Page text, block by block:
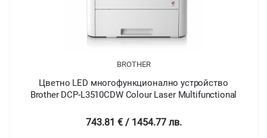
BROTHER
Цветно LED многофункционално устройство
Brother DCP-L3510CDW Colour Laser Multifunctional
743.81 € / 1454.77 лв.